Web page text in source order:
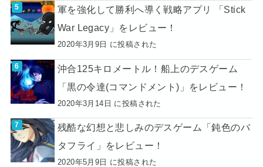
軍を強化して勝利へ導く戦略アプリ 「Stick
War Legacy」をレビュー！
2020年3月9日 に投稿された
沖合125キロメートル！船上のデスゲーム
「黒の令達(コマンドメント)」をレビュー！
2020年3月14日 に投稿された
残酷な幻想と悲しみのデスゲーム「鈍色のバ
タフライ」をレビュー！
2020年5月9日 に投稿された